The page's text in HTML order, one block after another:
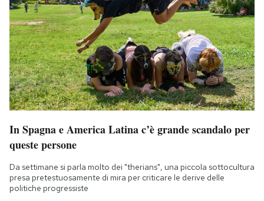
In Spagna e America Latina c’è grande scandalo per
queste persone
Da settimane si parla molto dei "therians", una piccola sottocultura
presa pretestuosamente di mira per criticare le derive delle
politiche progressiste